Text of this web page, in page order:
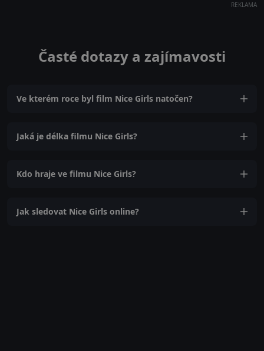
REKLAMA
Časté dotazy a zajímavosti
Ve kterém roce byl film Nice Girls natočen?
Jaká je délka filmu Nice Girls?
Kdo hraje ve filmu Nice Girls?
Jak sledovat Nice Girls online?